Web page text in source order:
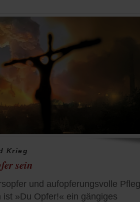
Krieg
sein
und aufopferungsvolle
ist »Du Opfer!« ein gängiges